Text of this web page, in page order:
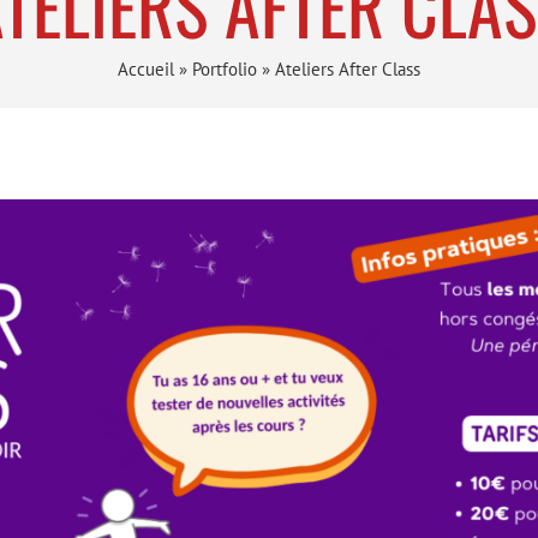
Accueil» Portfolio » Ateliers After Class